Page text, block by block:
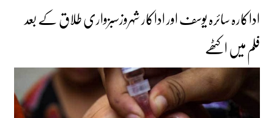
اداکارہ سائرہ یوسف اور اداکار شہروزسبزواری طلاق کے بعد
فلم میں اکٹھے